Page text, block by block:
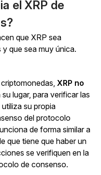
el XRP de
que XRP sea
que sea muy única.
XRP no
su lugar, para verificar las
su propia
del protocolo
de forma similar a
que tiene que haber un
se verifiquen en la
de consenso.